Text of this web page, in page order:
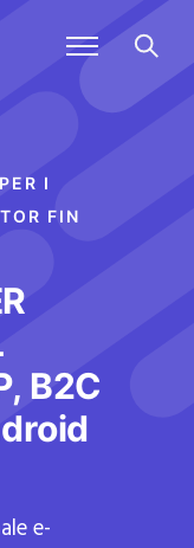
I
FIN
B2C
e-